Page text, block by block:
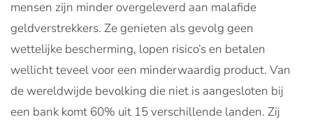
mensen zijn minder overgeleverd aan malafide
geldverstrekkers. Ze genieten als gevolg geen
wettelijke bescherming, lopen risico’s en betalen
wellicht teveel voor een minderwaardig product. Van
de wereldwijde bevolking die niet is aangesloten bij
een bank komt 60% uit 15 verschillende landen. Zij